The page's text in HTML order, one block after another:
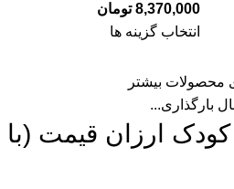
8,370,000 تومان
انتخاب گزینه ها
محصولات بیشتر
بارگذاری...
ارزان قیمت (با